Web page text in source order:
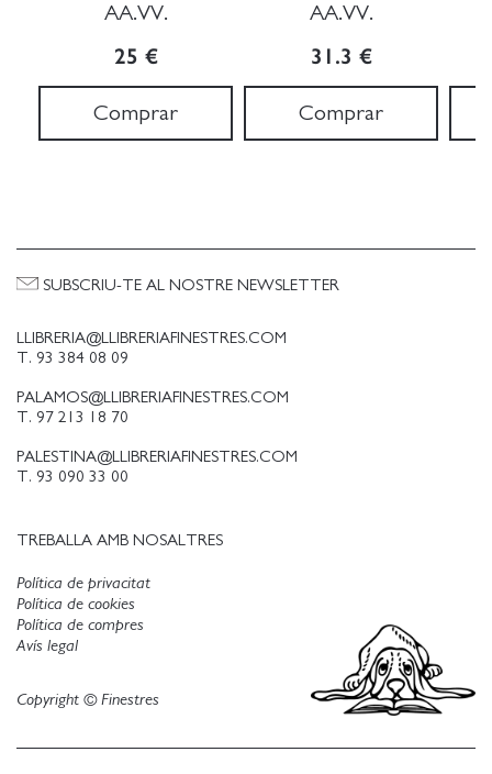
AA.VV.
25 €
Comprar
AA.VV.
31.3 €
Comprar
LLIBRERIA@LLIBRERIAFINESTRES.COM
T. 93 384 08 09
PALAMOS@LLIBRERIAFINESTRES.COM
T. 97 213 18 70
PALESTINA@LLIBRERIAFINESTRES.COM
T. 93 090 33 00
TREBALLA AMB NOSALTRES
SUBSCRIU-TE AL NOSTRE NEWSLETTER
Política de privacitat
Política de cookies
Avís legal
Política de compres
Copyright © Finestres